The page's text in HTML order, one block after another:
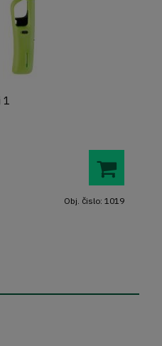
1
Obj. čislo: 1019